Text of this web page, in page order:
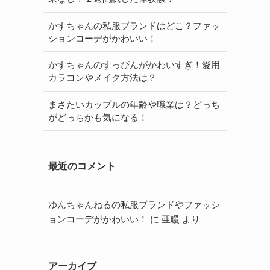
かすちゃんの私服ブランドはどこ？ファッ
ションコーデがかわいい！
かすちゃんのすっぴんがかわいすぎ！愛用
カラコンやメイク方法は？
まさたいカップルの年齢や職業は？どっち
がどっちかも気になる！
最近のコメント
ゆんちゃんねるの私服ブランドやファッシ
ョンコーデがかわいい！
に 亜暖 より
アーカイブ